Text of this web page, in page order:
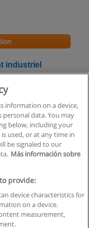
industriel
du vivant et
information on a device,
personal data. You may
below, including your
used, or at any time in
be signaled to our
Más información sobre
provide:
device characteristics for
on a device.
measurement,